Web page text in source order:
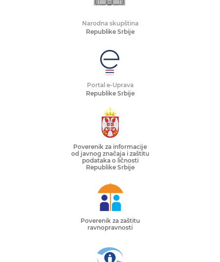
Narodna skupština
Republike Srbije
Portal e-Uprava
Republike Srbije
Poverenik za informacije
od javnog značaja i zaštitu
podataka o ličnosti
Republike Srbije
Poverenik za zaštitu
ravnopravnosti